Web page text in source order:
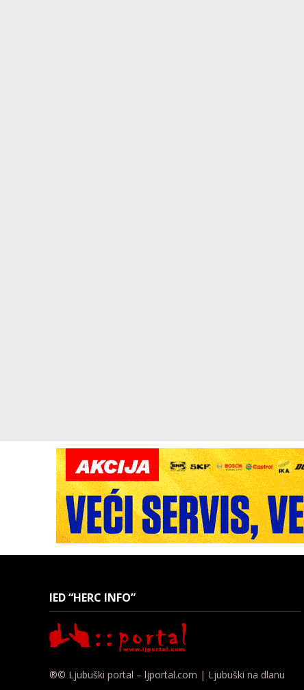
IED “HERC INFO”
®© Ljubuški portal – ljportal.com | Ljubuški na dlanu